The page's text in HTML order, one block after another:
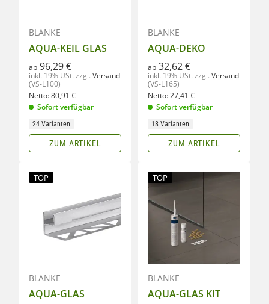
BLANKE
AQUA-KEIL GLAS
ab 96,29 €
inkl. 19% USt. zzgl. Versand
(VS-L100)
Netto:80,91 €
Sofort verfügbar
24 Varianten
ZUM ARTIKEL
BLANKE
AQUA-DEKO
ab 32,62 €
inkl. 19% USt. zzgl. Versand
(VS-L165)
Netto:27,41 €
Sofort verfügbar
18 Varianten
ZUM ARTIKEL
TOP
BLANKE
AQUA-GLAS
TOP
BLANKE
AQUA-GLAS KIT